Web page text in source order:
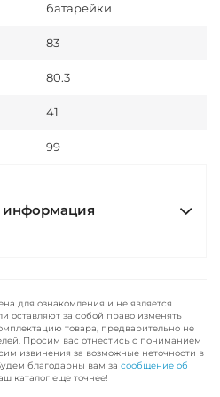
батарейки
83
80.3
41
99
информация
для ознакомления и не является
оставляют за собой право изменять
товара, предварительно не
Просим вас отнестись с пониманием
извинения за возможные неточности в
благодарны вам за сообщение об
каталог еще точнее!